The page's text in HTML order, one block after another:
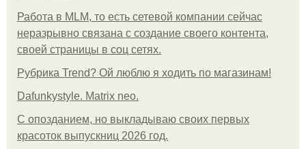
Работа в MLM, то есть сетевой компании сейчас
неразрывно связана с создание своего контента,
своей страницы в соц сетях.
Рубрика Trend? Ой люблю я ходить по магазинам!
Dafunkystyle. Matrix neo.
С опозданием, но выкладываю своих первых
красоток выпускниц 2026 год.